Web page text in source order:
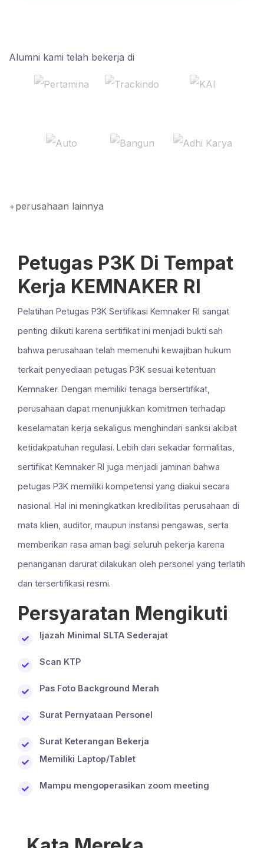
Alumni kami telah bekerja di
+perusahaan lainnya
Petugas P3K Di Tempat
Kerja KEMNAKER RI
Pelatihan Petugas P3K Sertifikasi Kemnaker RI sangat
penting diikuti karena sertifikat ini menjadi bukti sah
bahwa perusahaan telah memenuhi kewajiban hukum
terkait penyediaan petugas P3K sesuai ketentuan
Kemnaker. Dengan memiliki tenaga bersertifikat,
perusahaan dapat menunjukkan komitmen terhadap
keselamatan kerja sekaligus menghindari sanksi akibat
ketidakpatuhan regulasi. Lebih dari sekadar formalitas,
sertifikat Kemnaker RI juga menjadi jaminan bahwa
petugas P3K memiliki kompetensi yang diakui secara
nasional. Hal ini meningkatkan kredibilitas perusahaan di
mata klien, auditor, maupun instansi pengawas, serta
memberikan rasa aman bagi seluruh pekerja karena
penanganan darurat dilakukan oleh personel yang terlatih
dan tersertifikasi resmi.
Persyaratan Mengikuti
Ijazah Minimal SLTA Sederajat
Scan KTP
Pas Foto Background Merah
Surat Pernyataan Personel
Surat Keterangan Bekerja
Memiliki Laptop/Tablet
Mampu mengoperasikan zoom meeting